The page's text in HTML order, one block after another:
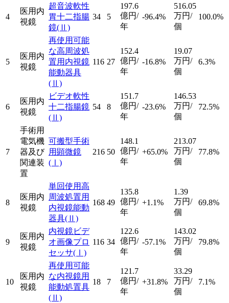
4
医用内
視鏡
超音波軟性
胃十二指腸
鏡(Ⅱ)
34 5
197.6
億円/
年
-96.4%
516.05
万円/
個
100.0%
5
医用内
視鏡
再使用可能
な高周波処
置用内視鏡
能動器具
(Ⅱ)
116 27
152.4
億円/
年
-16.8%
19.07
万円/
個
6.3%
6
医用内
視鏡
ビデオ軟性
十二指腸鏡
(Ⅱ)
54 8
151.7
億円/
年
-23.6%
146.53
万円/
個
72.5%
7
手術用
電気機
器及び
関連装
置
可搬型手術
用顕微鏡
(Ⅰ)
216 50
148.1
億円/
年
+65.0%
213.07
万円/
個
77.8%
8
医用内
視鏡
単回使用高
周波処置用
内視鏡能動
器具(Ⅱ)
168 49
135.8
億円/
年
+1.1%
1.39
万円/
個
69.8%
9
医用内
視鏡
内視鏡ビデ
オ画像プロ
セッサ(Ⅰ)
116 34
122.6
億円/
年
-57.1%
143.02
万円/
個
79.8%
10
医用内
視鏡
再使用可能
な内視鏡用
能動処置具
(Ⅱ)
18 7
121.7
億円/
年
+31.8%
33.29
万円/
個
7.1%